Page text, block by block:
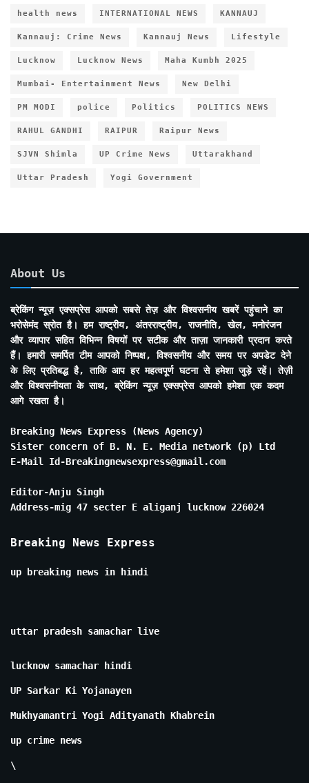
health news INTERNATIONAL NEWS KANNAUJ
Kannauj: Crime News Kannauj News Lifestyle
Lucknow Lucknow News Maha Kumbh 2025
Mumbai- Entertainment News New Delhi
PM MODI police Politics POLITICS NEWS
RAHUL GANDHI RAIPUR Raipur News
SJVN Shimla UP Crime News Uttarakhand
Uttar Pradesh Yogi Government
About Us
ब्रेकिंग न्यूज़ एक्सप्रेस आपको सबसे तेज़ और विश्वसनीय खबरें पहुंचाने का
भरोसेमंद स्रोत है। हम राष्ट्रीय, अंतरराष्ट्रीय, राजनीति, खेल, मनोरंजन
और व्यापार सहित विभिन्न विषयों पर सटीक और ताज़ा जानकारी प्रदान करते
हैं। हमारी समर्पित टीम आपको निष्पक्ष, विश्वसनीय और समय पर अपडेट देने
के लिए प्रतिबद्ध है, ताकि आप हर महत्वपूर्ण घटना से हमेशा जुड़े रहें। तेज़ी
और विश्वसनीयता के साथ, ब्रेकिंग न्यूज़ एक्सप्रेस आपको हमेशा एक कदम
आगे रखता है।
Breaking News Express (News Agency)
Sister concern of B. N. E. Media network (p) Ltd
E-Mail Id-Breakingnewsexpress@gmail.com
Editor-Anju Singh
Address-mig 47 secter E aliganj lucknow 226024
Breaking News Express
up breaking news in hindi
uttar pradesh samachar live
lucknow samachar hindi
UP Sarkar Ki Yojanayen
Mukhyamantri Yogi Adityanath Khabrein
up crime news
\